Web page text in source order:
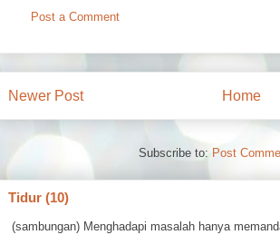
Post a Comment
Newer Post Home
Subscribe to: Post
Tidur (10)
(sambungan) Menghadapi masalah hanya